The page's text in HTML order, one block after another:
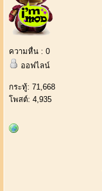
ความหื่น : 0
ออฟไลน์
กระทู้: 71,668
โพสต์: 4,935